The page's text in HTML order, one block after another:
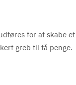
for at skabe
greb til få penge.